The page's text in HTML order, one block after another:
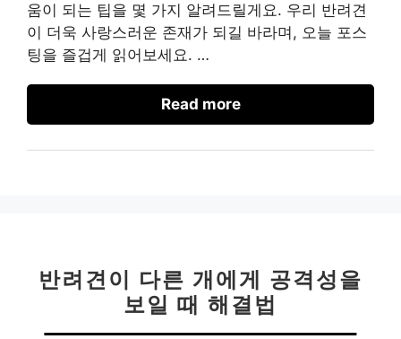
움이 되는 팁을 몇 가지 알려드릴게요. 우리 반려견
이 더욱 사랑스러운 존재가 되길 바라며, 오늘 포스
팅을 즐겁게 읽어보세요. …
Read more
반려견이 다른 개에게 공격성을
보일 때 해결법